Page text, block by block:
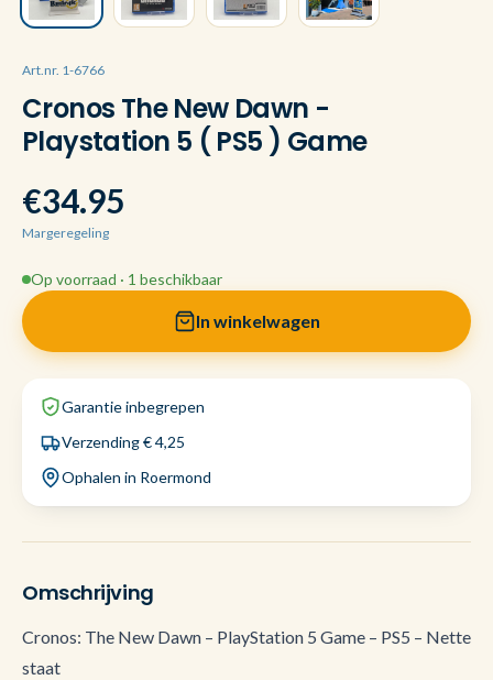
Art.nr. 1-6766
Cronos The New Dawn -
Playstation 5 ( PS5 ) Game
€34.95
Margeregeling
Op voorraad · 1 beschikbaar
In winkelwagen
Garantie inbegrepen
Verzending € 4,25
Ophalen in Roermond
Omschrijving
Cronos: The New Dawn – PlayStation 5 Game – PS5 – Nette
staat